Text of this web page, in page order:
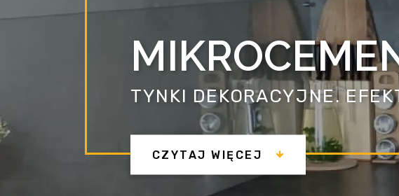
TYNKI DEKORACYJNE.
CZYTAJ WIĘCEJ